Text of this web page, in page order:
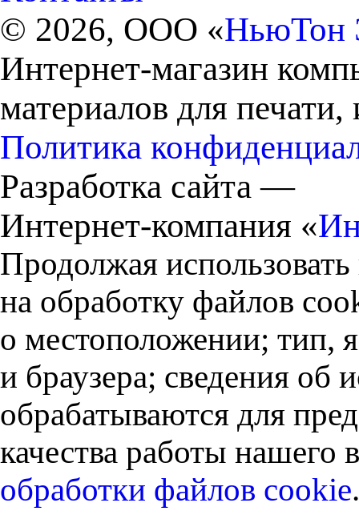
© 2026, ООО «НьюТон
Интернет-магазин
материалов для
Политика
Разработка сайта —
Интернет-компания «
Продолжая
на обработку файлов
о местоположении; тип,
и браузера; сведения об
обрабатываются для
качества работы нашего
обработки файлов cookie.